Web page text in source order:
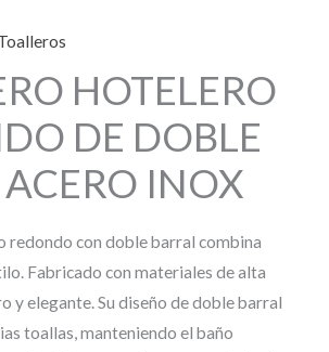
HOTELERO
DE DOBLE
ACERO INOX
redondo con doble barral combina
Fabricado con materiales de alta
y elegante. Su diseño de doble barral
toallas, manteniendo el baño